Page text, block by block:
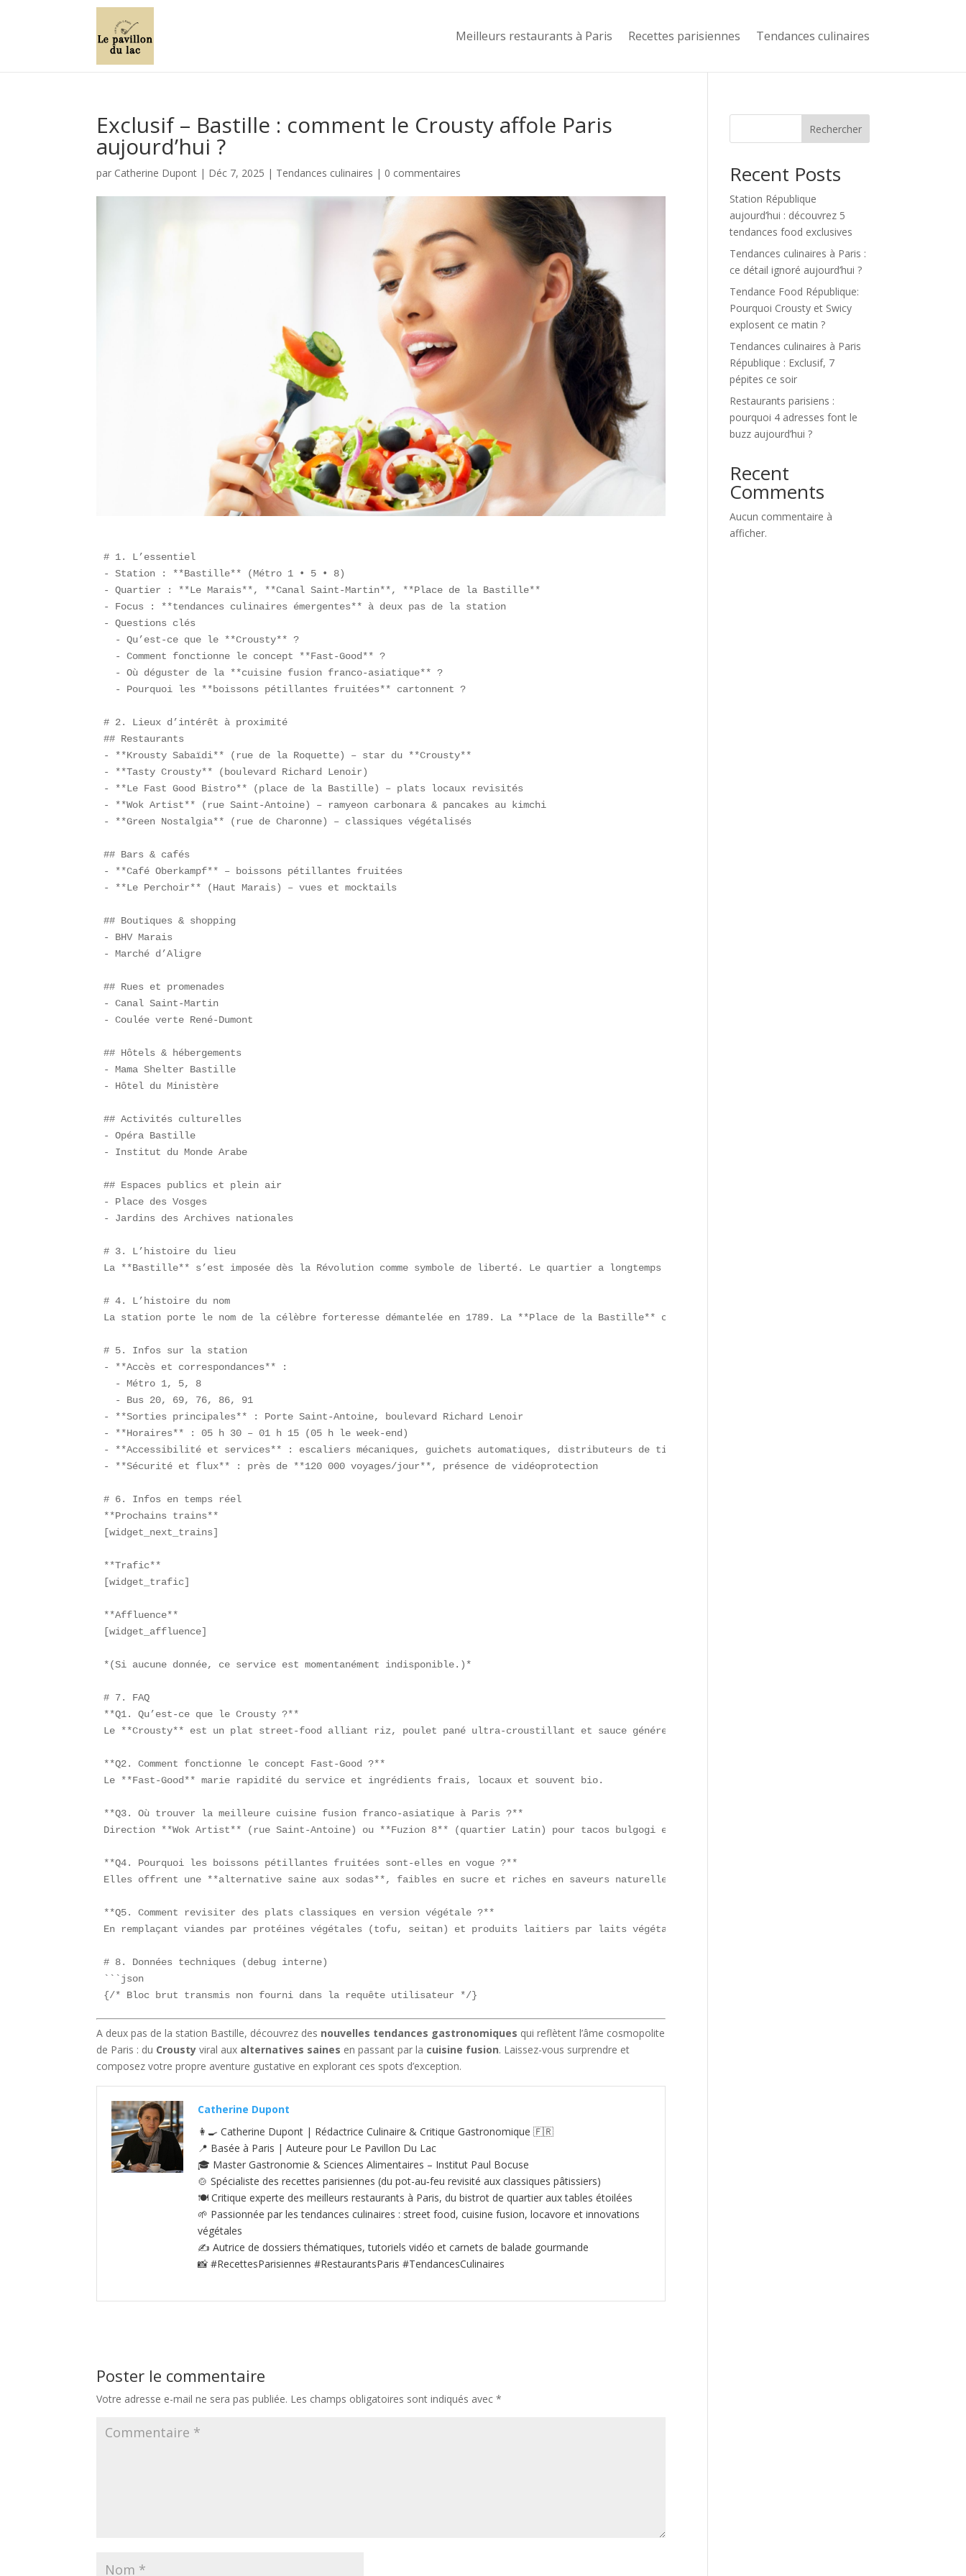
Meilleurs restaurants à Paris Recettes parisiennes Tendances culinaires
Exclusif – Bastille : comment le Crousty affole Paris
aujourd’hui ?
par Catherine Dupont | Déc 7, 2025 | Tendances culinaires | 0 commentaires
# 1. L’essentiel
- Station : **Bastille** (Métro 1 • 5 • 8)
- Quartier : **Le Marais**, **Canal Saint-Martin**, **Place de la Bastille**
- Focus : **tendances culinaires émergentes** à deux pas de la station
- Questions clés
  - Qu’est-ce que le **Crousty** ?
  - Comment fonctionne le concept **Fast-Good** ?
  - Où déguster de la **cuisine fusion franco-asiatique** ?
  - Pourquoi les **boissons pétillantes fruitées** cartonnent ?
# 2. Lieux d’intérêt à proximité
## Restaurants
- **Krousty Sabaïdi** (rue de la Roquette) – star du **Crousty**
- **Tasty Crousty** (boulevard Richard Lenoir)
- **Le Fast Good Bistro** (place de la Bastille) – plats locaux revisités
- **Wok Artist** (rue Saint-Antoine) – ramyeon carbonara & pancakes au kimchi
- **Green Nostalgia** (rue de Charonne) – classiques végétalisés
## Bars & cafés
- **Café Oberkampf** – boissons pétillantes fruitées
- **Le Perchoir** (Haut Marais) – vues et mocktails
## Boutiques & shopping
- BHV Marais
- Marché d’Aligre
## Rues et promenades
- Canal Saint-Martin
- Coulée verte René-Dumont
## Hôtels & hébergements
- Mama Shelter Bastille
- Hôtel du Ministère
## Activités culturelles
- Opéra Bastille
- Institut du Monde Arabe
## Espaces publics et plein air
- Place des Vosges
- Jardins des Archives nationales
# 3. L’histoire du lieu
La **Bastille** s’est imposée dès la Révolution comme symbole de liberté. Le quartier a longtemps abrité artisans et marchés. Aujourd’hui, il
# 4. L’histoire du nom
La station porte le nom de la célèbre forteresse démantelée en 1789. La **Place de la Bastille** conserve la mémoire de cet événement. Son nom
# 5. Infos sur la station
- **Accès et correspondances** :
  - Métro 1, 5, 8
  - Bus 20, 69, 76, 86, 91
- **Sorties principales** : Porte Saint-Antoine, boulevard Richard Lenoir
- **Horaires** : 05 h 30 – 01 h 15 (05 h le week-end)
- **Accessibilité et services** : escaliers mécaniques, guichets automatiques, distributeurs de tickets
- **Sécurité et flux** : près de **120 000 voyages/jour**, présence de vidéoprotection
# 6. Infos en temps réel
**Prochains trains**
[widget_next_trains]
**Trafic**
[widget_trafic]
**Affluence**
[widget_affluence]
*(Si aucune donnée, ce service est momentanément indisponible.)*
# 7. FAQ
**Q1. Qu’est-ce que le Crousty ?**
Le **Crousty** est un plat street-food alliant riz, poulet pané ultra-croustillant et sauce généreuse, popularisé sur TikTok.
**Q2. Comment fonctionne le concept Fast-Good ?**
Le **Fast-Good** marie rapidité du service et ingrédients frais, locaux et souvent bio.
**Q3. Où trouver la meilleure cuisine fusion franco-asiatique à Paris ?**
Direction **Wok Artist** (rue Saint-Antoine) ou **Fuzion 8** (quartier Latin) pour tacos bulgogi et pancakes au kimchi.
**Q4. Pourquoi les boissons pétillantes fruitées sont-elles en vogue ?**
Elles offrent une **alternative saine aux sodas**, faibles en sucre et riches en saveurs naturelles.
**Q5. Comment revisiter des plats classiques en version végétale ?**
En remplaçant viandes par protéines végétales (tofu, seitan) et produits laitiers par laits végétaux.
# 8. Données techniques (debug interne)
```json
{/* Bloc brut transmis non fourni dans la requête utilisateur */}
A deux pas de la station Bastille, découvrez des nouvelles tendances gastronomiques qui reflètent l’âme cosmopolite
de Paris : du Crousty viral aux alternatives saines en passant par la cuisine fusion. Laissez-vous surprendre et
composez votre propre aventure gustative en explorant ces spots d’exception.
Catherine Dupont
👩‍🍳 Catherine Dupont | Rédactrice Culinaire & Critique Gastronomique 🇫🇷
📍 Basée à Paris | Auteure pour Le Pavillon Du Lac
🎓 Master Gastronomie & Sciences Alimentaires – Institut Paul Bocuse
🍲 Spécialiste des recettes parisiennes (du pot-au‑feu revisité aux classiques pâtissiers)
🍽️ Critique experte des meilleurs restaurants à Paris, du bistrot de quartier aux tables étoilées
🌱 Passionnée par les tendances culinaires : street food, cuisine fusion, locavore et innovations
végétales
✍️ Autrice de dossiers thématiques, tutoriels vidéo et carnets de balade gourmande
📸 #RecettesParisiennes #RestaurantsParis #TendancesCulinaires
Poster le commentaire
Votre adresse e-mail ne sera pas publiée. Les champs obligatoires sont indiqués avec*
Rechercher
Recent Posts
Station République
aujourd’hui : découvrez 5
tendances food exclusives
Tendances culinaires à Paris :
ce détail ignoré aujourd’hui ?
Tendance Food République:
Pourquoi Crousty et Swicy
explosent ce matin ?
Tendances culinaires à Paris
République : Exclusif, 7
pépites ce soir
Restaurants parisiens :
pourquoi 4 adresses font le
buzz aujourd’hui ?
Recent
Comments
Aucun commentaire à
afficher.